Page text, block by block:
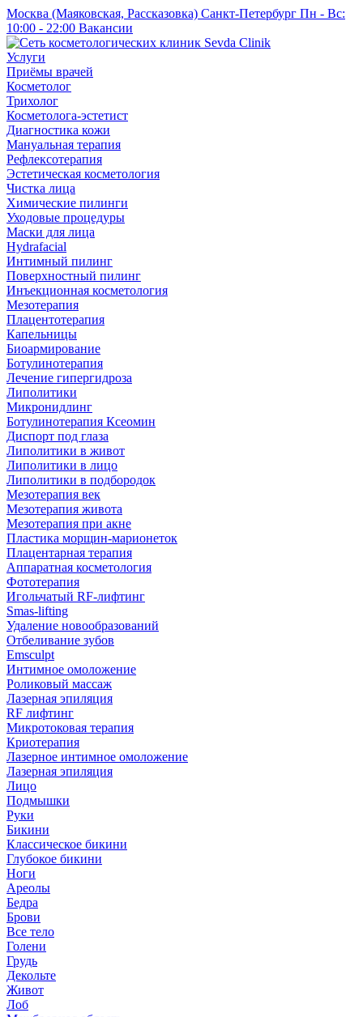
Москва (Маяковская, Рассказовка) Санкт-Петербург Пн - Вс:
10:00 - 22:00 Вакансии
Услуги
Приёмы врачей
Косметолог
Трихолог
Косметолога-эстетист
Диагностика кожи
Мануальная терапия
Рефлексотерапия
Эстетическая косметология
Чистка лица
Химические пилинги
Уходовые процедуры
Маски для лица
Hydrafacial
Интимный пилинг
Поверхностный пилинг
Инъекционная косметология
Мезотерапия
Плацентотерапия
Капельницы
Биоармирование
Ботулинотерапия
Лечение гипергидроза
Липолитики
Микронидлинг
Ботулинотерапия Ксеомин
Диспорт под глаза
Липолитики в живот
Липолитики в лицо
Липолитики в подбородок
Мезотерапия век
Мезотерапия живота
Мезотерапия при акне
Пластика морщин-марионеток
Плацентарная терапия
Аппаратная косметология
Фототерапия
Игольчатый RF-лифтинг
Smas-lifting
Удаление новообразований
Отбеливание зубов
Emsculpt
Интимное омоложение
Роликовый массаж
Лазерная эпиляция
RF лифтинг
Микротоковая терапия
Криотерапия
Лазерное интимное омоложение
Лазерная эпиляция
Лицо
Подмышки
Руки
Бикини
Классическое бикини
Глубокое бикини
Ноги
Ареолы
Бедра
Брови
Все тело
Голени
Грудь
Декольте
Живот
Лоб